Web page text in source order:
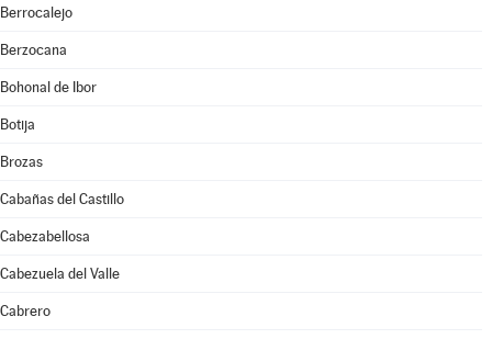
Berrocalejo
Berzocana
Bohonal de Ibor
Botija
Brozas
Cabañas del Castillo
Cabezabellosa
Cabezuela del Valle
Cabrero